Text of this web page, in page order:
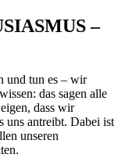
–
und tun es – wir
das sagen alle
dass wir
uns antreibt. Dabei ist
unseren